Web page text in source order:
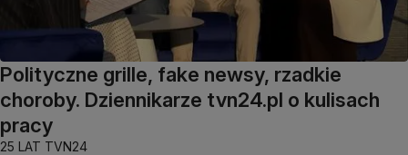
Polityczne grille, fake newsy, rzadkie
choroby. Dziennikarze tvn24.pl o kulisach
pracy
25 LAT TVN24